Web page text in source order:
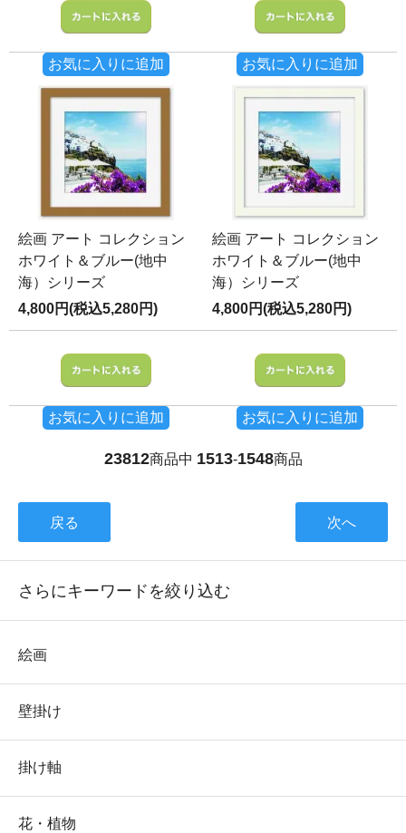
お気に入りに追加 お気に入りに追加
絵画 アート コレクション
ホワイト＆ブルー(地中
海）シリーズ
4,800円(税込5,280円)
お気に入りに追加
絵画 アート コレクション
ホワイト＆ブルー(地中
海）シリーズ
4,800円(税込5,280円)
お気に入りに追加
23812商品中 1513-1548商品
戻る 次へ
さらにキーワードを絞り込む
絵画
壁掛け
掛け軸
花・植物